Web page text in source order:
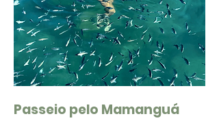
Passeio pelo Mamanguá